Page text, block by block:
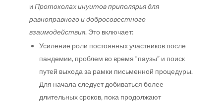
и Протоколах инуитов приполярья для
равноправного и добросовестного
взаимодействия. Это включает:
Усиление роли постоянных участников после
пандемии, проблем во время “паузы” и поиск
путей выхода за рамки письменной процедуры.
Для начала следует добиваться более
длительных сроков, пока продолжают